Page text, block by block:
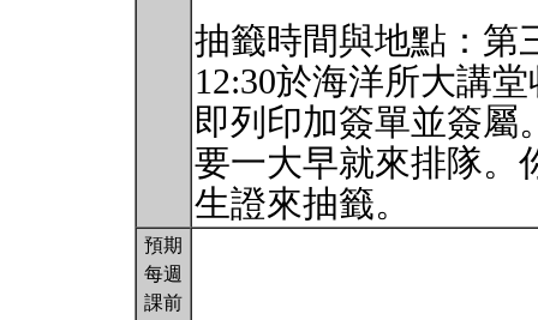
抽籤時間與地點：第
12:30於海洋所大講
即列印加簽單並簽屬
要一大早就來排隊。
生證來抽籤。
預期
每週
課前